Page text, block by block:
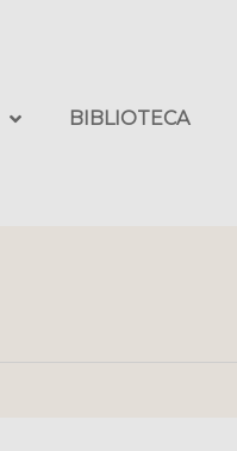
BIBLIOTECA